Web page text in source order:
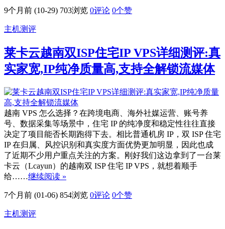
9个月前 (10-29) 703浏览 0评论 0个赞
主机测评
莱卡云越南双ISP住宅IP VPS详细测评:真
实家宽,IP纯净质量高,支持全解锁流媒体
越南 VPS 怎么选择？在跨境电商、海外社媒运营、账号养
号、数据采集等场景中，住宅 IP 的纯净度和稳定性往往直接
决定了项目能否长期跑得下去。相比普通机房 IP，双 ISP 住宅
IP 在归属、风控识别和真实度方面优势更加明显，因此也成
了近期不少用户重点关注的方案。刚好我们这边拿到了一台莱
卡云（Lcayun）的越南双 ISP 住宅 IP VPS，就想着顺手
给……继续阅读 »
7个月前 (01-06) 854浏览 0评论 0个赞
主机测评